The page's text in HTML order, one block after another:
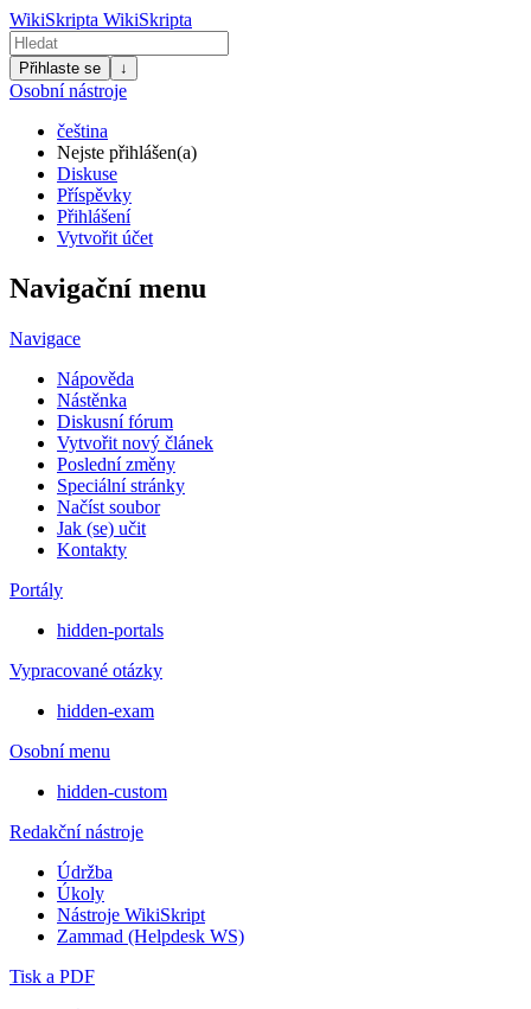
WikiSkripta WikiSkripta
Přihlaste se ↓
Osobní nástroje
čeština
Nejste přihlášen(a)
Diskuse
Příspěvky
Přihlášení
Vytvořit účet
Navigační menu
Navigace
Nápověda
Nástěnka
Diskusní fórum
Vytvořit nový článek
Poslední změny
Speciální stránky
Načíst soubor
Jak (se) učit
Kontakty
Portály
hidden-portals
Vypracované otázky
hidden-exam
Osobní menu
hidden-custom
Redakční nástroje
Údržba
Úkoly
Nástroje WikiSkript
Zammad (Helpdesk WS)
Tisk a PDF